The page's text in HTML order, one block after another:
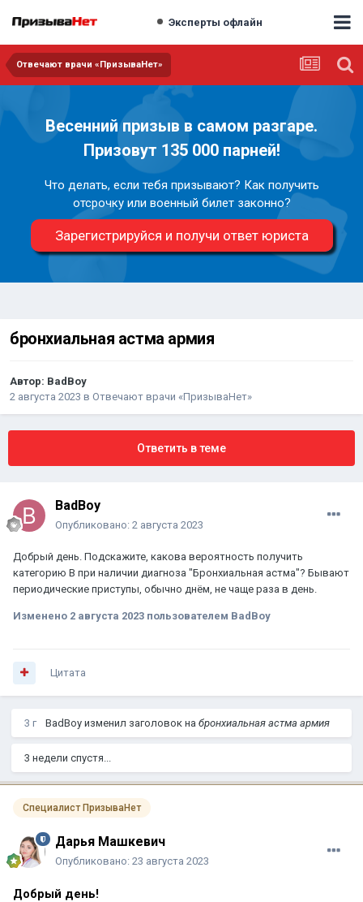
Эксперты офлайн
Отвечают врачи «ПризываНет»
Весенний призыв в самом разгаре.
Призовут 135 000 парней!
Что делать, если тебя призывают? Как получить
отсрочку или военный билет законно?
Зарегистрируйся и получи ответ юриста
бронхиальная астма армия
Автор: BadBoy
2 августа 2023 в Отвечают врачи «ПризываНет»
Ответить в теме
BadBoy
Опубликовано: 2 августа 2023
Добрый день. Подскажите, какова вероятность получить
категорию В при наличии диагноза "Бронхиальная астма"? Бывают
периодические приступы, обычно днём, не чаще раза в день.
Изменено 2 августа 2023 пользователем BadBoy
Цитата
3 г BadBoy изменил заголовок на бронхиальная астма армия
3 недели спустя...
Специалист ПризываНет
Дарья Машкевич
Опубликовано: 23 августа 2023
Добрый день!